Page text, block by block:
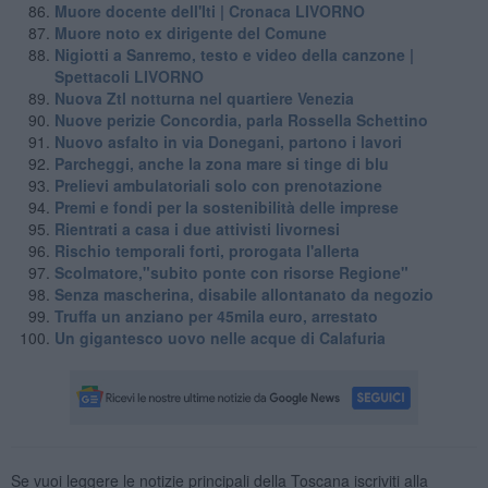
Muore docente dell'Iti | Cronaca LIVORNO
Muore noto ex dirigente del Comune
Nigiotti a Sanremo, testo e video della canzone |
Spettacoli LIVORNO
Nuova Ztl notturna nel quartiere Venezia
Nuove perizie Concordia, parla Rossella Schettino
Nuovo asfalto in via Donegani, partono i lavori
Parcheggi, anche la zona mare si tinge di blu
Prelievi ambulatoriali solo con prenotazione
Premi e fondi per la sostenibilità delle imprese
Rientrati a casa i due attivisti livornesi
Rischio temporali forti, prorogata l'allerta
Scolmatore,"subito ponte con risorse Regione"
Senza mascherina, disabile allontanato da negozio
Truffa un anziano per 45mila euro, arrestato
Un gigantesco uovo nelle acque di Calafuria
Se vuoi leggere le notizie principali della Toscana iscriviti alla